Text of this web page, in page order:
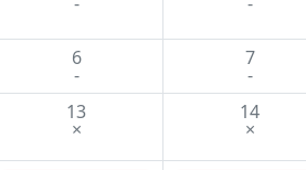
6
-
7
-
13
×
14
×